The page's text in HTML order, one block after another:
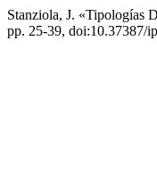
Stanziola, J. «Tipologías
pp. 25-39, doi:10.37387/